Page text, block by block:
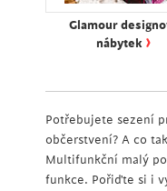
Glamour
nábytek ›
Potřebujete sezení
občerstvení? A co
Multifunkční malý
funkce. Pořiďte si i